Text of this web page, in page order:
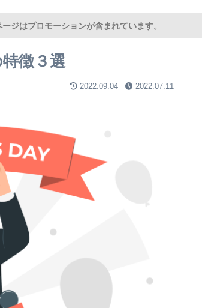
ージはプロモーションが含まれています。
徴３選
2022.09.04 2022.07.11